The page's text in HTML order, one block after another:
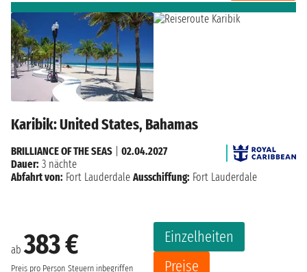
Karibik: United States, Bahamas
ab383 €
Preis pro Person Steuern inbegriffen
Einzelheiten
Preise
BRILLIANCE OF THE SEAS
02.04.2027
Dauer: 3 nächte
Abfahrt von: Fort Lauderdale Ausschiffung: Fort Lauderdale